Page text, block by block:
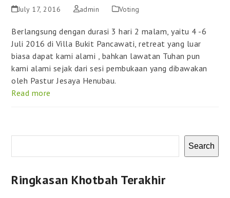
July 17, 2016 admin Voting
Berlangsung dengan durasi 3 hari 2 malam, yaitu 4 -6
Juli 2016 di Villa Bukit Pancawati, retreat yang luar
biasa dapat kami alami , bahkan lawatan Tuhan pun
kami alami sejak dari sesi pembukaan yang dibawakan
oleh Pastur Jesaya Henubau.
Read more
Search
Ringkasan Khotbah Terakhir